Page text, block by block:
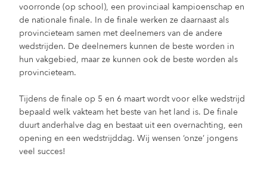
voorronde (op school), een provinciaal kampioenschap en
de nationale finale. In de finale werken ze daarnaast als
provincieteam samen met deelnemers van de andere
wedstrijden. De deelnemers kunnen de beste worden in
hun vakgebied, maar ze kunnen ook de beste worden als
provincieteam.
Tijdens de finale op 5 en 6 maart wordt voor elke wedstrijd
bepaald welk vakteam het beste van het land is. De finale
duurt anderhalve dag en bestaat uit een overnachting, een
opening en een wedstrijddag. Wij wensen ‘onze’ jongens
veel succes!